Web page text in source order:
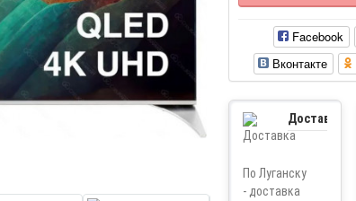
Facebook
Вконтакте
Доставка
По Луганску
- доставка